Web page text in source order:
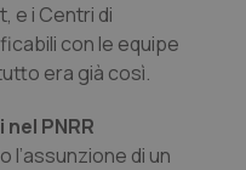
e i Centri di
con le equipe
era già così.
PNRR
l’assunzione di un